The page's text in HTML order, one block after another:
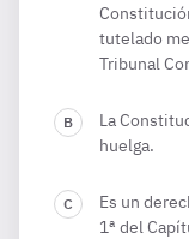
tutelado
Tribunal
La
huelga.
Es un
1ª del